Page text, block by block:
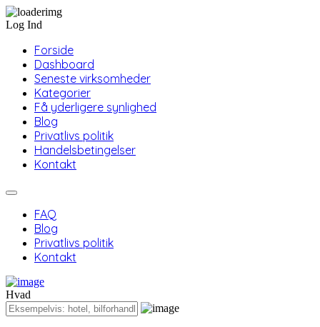
Log Ind
Forside
Dashboard
Seneste virksomheder
Kategorier
Få yderligere synlighed
Blog
Privatlivs politik
Handelsbetingelser
Kontakt
FAQ
Blog
Privatlivs politik
Kontakt
Hvad